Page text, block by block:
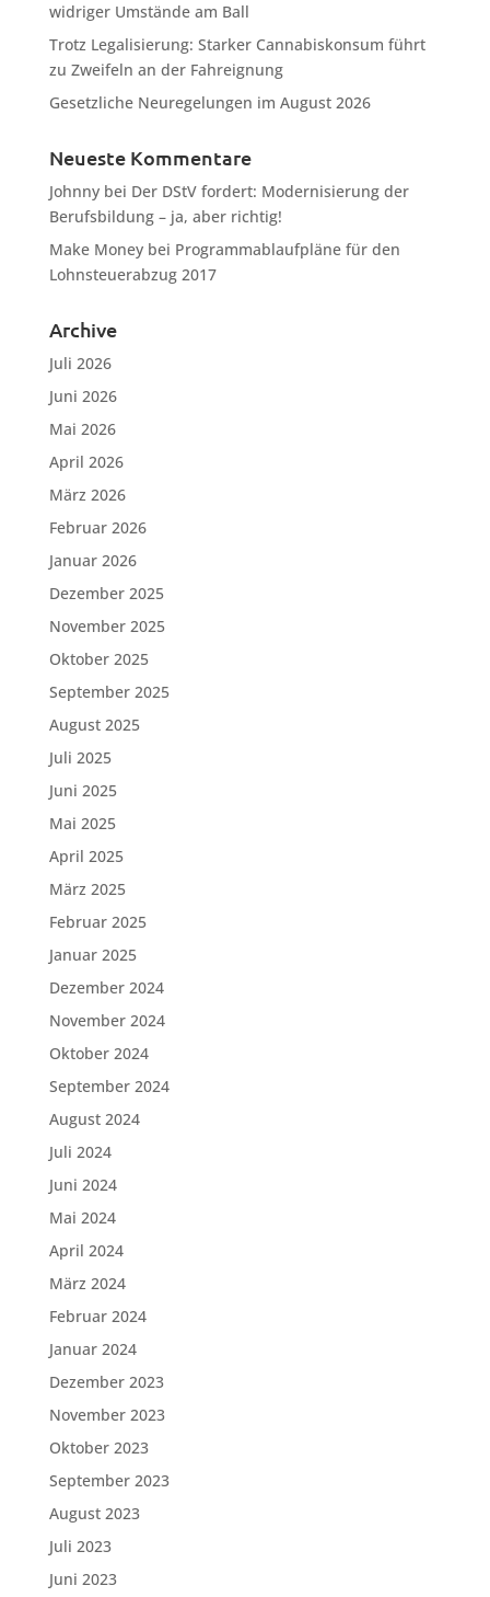
widriger Umstände am Ball
Trotz Legalisierung: Starker Cannabiskonsum führt
zu Zweifeln an der Fahreignung
Gesetzliche Neuregelungen im August 2026
Neueste Kommentare
Johnnybei Der DStV fordert: Modernisierung der
Berufsbildung – ja, aber richtig!
Make Moneybei Programmablaufpläne für den
Lohnsteuerabzug 2017
Archive
Juli 2026
Juni 2026
Mai 2026
April 2026
März 2026
Februar 2026
Januar 2026
Dezember 2025
November 2025
Oktober 2025
September 2025
August 2025
Juli 2025
Juni 2025
Mai 2025
April 2025
März 2025
Februar 2025
Januar 2025
Dezember 2024
November 2024
Oktober 2024
September 2024
August 2024
Juli 2024
Juni 2024
Mai 2024
April 2024
März 2024
Februar 2024
Januar 2024
Dezember 2023
November 2023
Oktober 2023
September 2023
August 2023
Juli 2023
Juni 2023